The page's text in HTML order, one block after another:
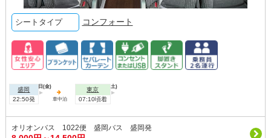
シートタイプ コンフォート
2026年08月07日(金)
盛岡
22:50発
車中泊
2026年08月08日(土)
東京
07:10頃着
オリオンバス 1022便 盛岡バス 盛岡発